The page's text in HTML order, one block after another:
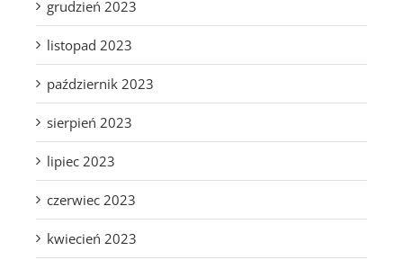
grudzień 2023
listopad 2023
październik 2023
sierpień 2023
lipiec 2023
czerwiec 2023
kwiecień 2023